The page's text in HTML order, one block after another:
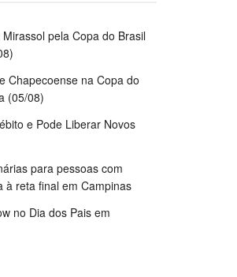
pela Copa do Brasil
Chapecoense na Copa do
(05/08)
e Pode Liberar Novos
para pessoas com
à reta final em Campinas
no Dia dos Pais em